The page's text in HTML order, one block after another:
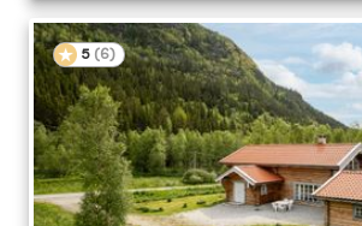
5 (6)